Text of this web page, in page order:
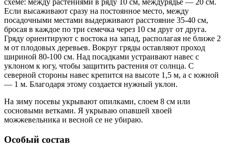
схеме: между растениями в ряду 10 см, междурядье — 20 см.
Если высаживают сразу на постоянное место, между
посадочными местами выдерживают расстояние 35-40 см,
бросая в каждое по три семечка через 10 см друг от друга.
Гряду ориентируют с востока на запад, располагая не ближе 2
м от плодовых деревьев. Вокруг гряды оставляют проход
шириной 80-100 см. Над посадками устраивают навес с
уклоном к югу, чтобы защитить растения от солнца. С
северной стороны навес крепится на высоте 1,5 м, а с южной
— 1 м. Благодаря этому создается нужный уклон.
На зиму посевы укрывают опилками, слоем 8 см или
сосновыми ветками. Я укрываю опавшей хвоей
можжевельника и весной се не убираю.
Особый состав